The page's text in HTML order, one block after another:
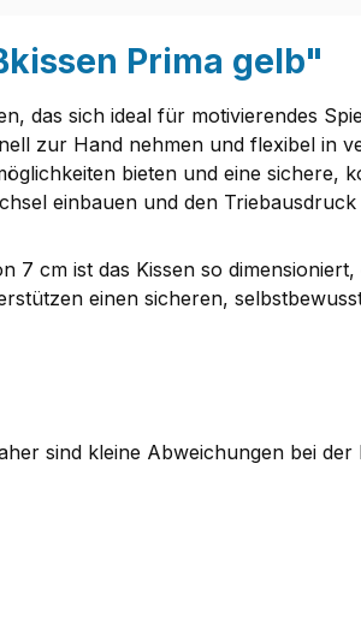
Prima gelb"
das sich ideal für motivierendes
zur Hand nehmen und flexibel in
bieten und eine sichere,
einbauen und den
cm ist das Kissen so
einen sicheren,
sind kleine Abweichungen bei